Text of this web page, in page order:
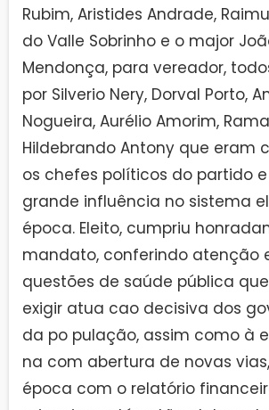
Rubim, Aristides Andrade,
do Valle Sobrinho e o major
Mendonça, para vereador,
por Silverio Nery, Dorval Porto,
Nogueira, Aurélio Amorim,
Hildebrando Antony que eram
os chefes políticos do partido
grande influência no sistema
época. Eleito, cumpriu
mandato, conferindo atenção
questões de saúde pública
exigir atua cao decisiva dos
da po pulação, assim como à
na com abertura de novas
época com o relatório